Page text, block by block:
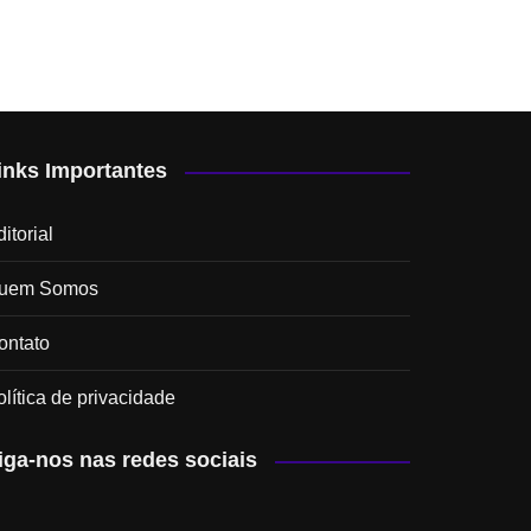
Importantes
Somos
de privacidade
nos nas redes sociais